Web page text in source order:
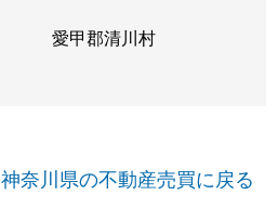
愛甲郡清川村
神奈川県の不動産売買に戻る